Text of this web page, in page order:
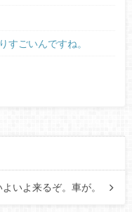
すごいんですね。
よいよ来るぞ。車が。